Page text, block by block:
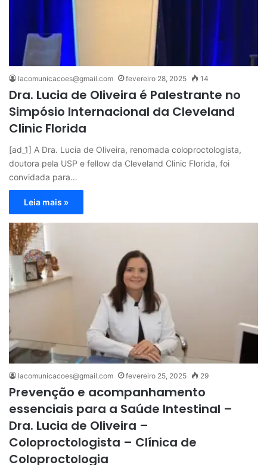
lacomunicacoes@gmail.com fevereiro 28, 2025 14
Dra. Lucia de Oliveira é Palestrante no
Simpósio Internacional da Cleveland
Clinic Florida
[ad_1] A Dra. Lucia de Oliveira, renomada coloproctologista,
doutora pela USP e fellow da Cleveland Clinic Florida, foi
convidada para…
Leia mais »
lacomunicacoes@gmail.com fevereiro 25, 2025 29
Prevenção e acompanhamento
essenciais para a Saúde Intestinal –
Dra. Lucia de Oliveira –
Coloproctologista – Clínica de
Coloproctologia